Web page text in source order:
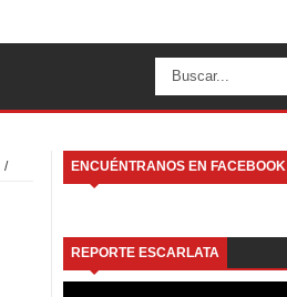
/
ENCUÉNTRANOS EN FACEBOOK
REPORTE ESCARLATA